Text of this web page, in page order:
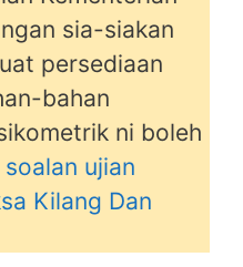
sia-siakan
persediaan
bahan
ni boleh
ujian
Kilang Dan